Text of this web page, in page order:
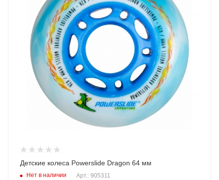
Детские колеса Powerslide Dragon 64 мм
Нет в наличии Арт.: 905311